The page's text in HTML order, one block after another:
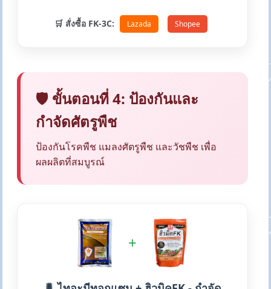
🛒 สั่งซื้อ FK-3C: Lazada Shopee
🛡️ ขั้นตอนที่ 4: ป้องกันและ
กำจัดศัตรูพืช
ป้องกันโรคพืช แมลงศัตรูพืช และวัชพืช เพื่อ
ผลผลิตที่สมบูรณ์
+